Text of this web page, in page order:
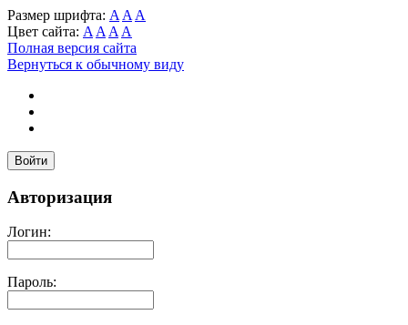
Размер шрифта: A A A
Цвет сайта: A A A A
Полная версия сайта
Вернуться к обычному виду
Войти
Авторизация
Логин:
Пароль: